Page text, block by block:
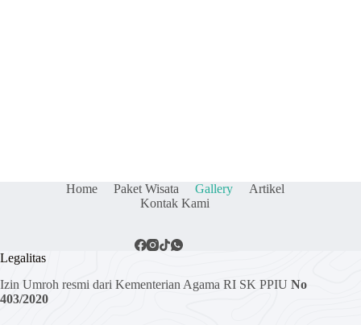
Home Paket Wisata Gallery
Artikel
Kontak Kami
Legalitas
Izin Umroh resmi dari Kementerian Agama RI SK PPIU No
403/2020